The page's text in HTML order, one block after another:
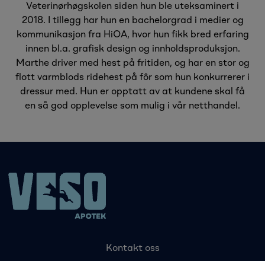
Veterinørhøgskolen siden hun ble uteksaminert i
2018. I tillegg har hun en bachelorgrad i medier og
kommunikasjon fra HiOA, hvor hun fikk bred erfaring
innen bl.a. grafisk design og innholdsproduksjon.
Marthe driver med hest på fritiden, og har en stor og
flott varmblods ridehest på fôr som hun konkurrerer i
dressur med. Hun er opptatt av at kundene skal få
en så god opplevelse som mulig i vår netthandel.
Kontakt oss